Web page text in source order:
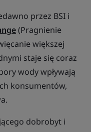
przez BSI i
(Pragnienie
większej
staje się coraz
wody wpływają
konsumentów,
dobrobyt i